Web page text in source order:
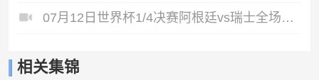
07月12日世界杯1/4决赛阿根廷vs瑞士全场录像
相关集锦